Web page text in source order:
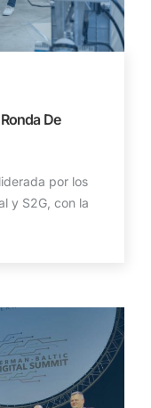
De
por los
y S2G, con la